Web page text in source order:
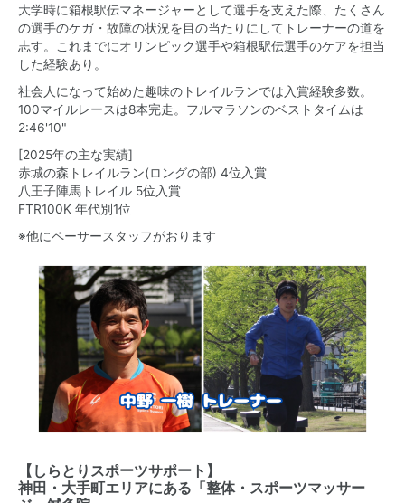
大学時に箱根駅伝マネージャーとして選手を支えた際、たくさん
の選手のケガ・故障の状況を目の当たりにしてトレーナーの道を
志す。これまでにオリンピック選手や箱根駅伝選手のケアを担当
した経験あり。
社会人になって始めた趣味のトレイルランでは入賞経験多数。
100マイルレースは8本完走。フルマラソンのベストタイムは
2:46'10"
[2025年の主な実績]
赤城の森トレイルラン(ロングの部) 4位入賞
八王子陣馬トレイル 5位入賞
FTR100K 年代別1位
※他にペーサースタッフがおります
【しらとりスポーツサポート】
神田・大手町エリアにある 「整体・スポーツマッサー